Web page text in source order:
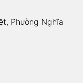
Phường Nghĩa